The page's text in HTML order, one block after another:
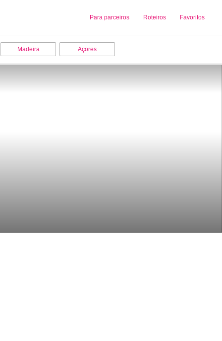
Para parceiros Roteiros Favoritos
Sobre nós Adicionar uma Empresa
Madeira Açores